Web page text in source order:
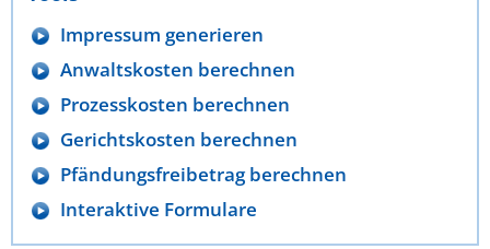
Impressum generieren
Anwaltskosten berechnen
Prozesskosten berechnen
Gerichtskosten berechnen
Pfändungsfreibetrag berechnen
Interaktive Formulare